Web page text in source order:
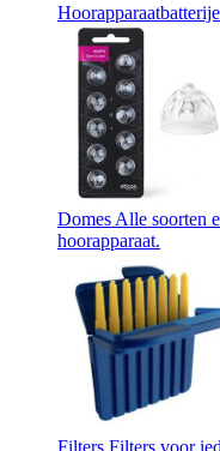
Domes Alle soorten
hoorapparaat.
Filters Filters voor